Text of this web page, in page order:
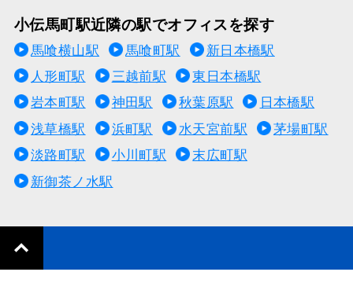
小伝馬町駅近隣の駅でオフィスを探す
馬喰横山駅 馬喰町駅
新日本橋駅
人形町駅
三越前駅
東日本橋駅
岩本町駅
神田駅 秋葉原駅
日本橋駅
浅草橋駅
浜町駅 水天宮前駅
茅場町駅
淡路町駅
小川町駅
末広町駅
新御茶ノ水駅